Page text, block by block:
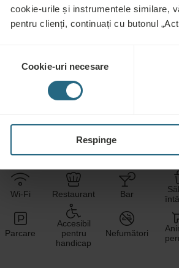
cookie-urile și instrumentele similare,
pentru clienți, continuați cu butonul
consimțământului
Cookie-uri necesare
Respinge
Facilitățile hotelului
APĂ
SĂRATĂ
VINDECĂTOR
Servicii de
Servicii de
Wi-Fi Restaurant Bar
Parcare
Accesibil
pentru
handicap
Nefumători